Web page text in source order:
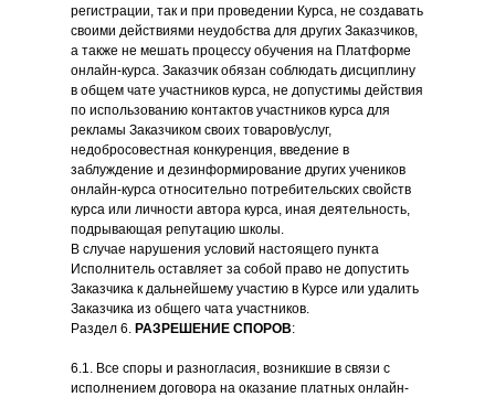
регистрации, так и при проведении Курса, не создавать
своими действиями неудобства для других Заказчиков,
а также не мешать процессу обучения на Платформе
онлайн-курса. Заказчик обязан соблюдать дисциплину
в общем чате участников курса, не допустимы действия
по использованию контактов участников курса для
рекламы Заказчиком своих товаров/услуг,
недобросовестная конкуренция, введение в
заблуждение и дезинформирование других учеников
онлайн-курса относительно потребительских свойств
курса или личности автора курса, иная деятельность,
подрывающая репутацию школы.
В случае нарушения условий настоящего пункта
Исполнитель оставляет за собой право не допустить
Заказчика к дальнейшему участию в Курсе или удалить
Заказчика из общего чата участников.
Раздел 6. РАЗРЕШЕНИЕ СПОРОВ:
6.1. Все споры и разногласия, возникшие в связи с
исполнением договора на оказание платных онлайн-